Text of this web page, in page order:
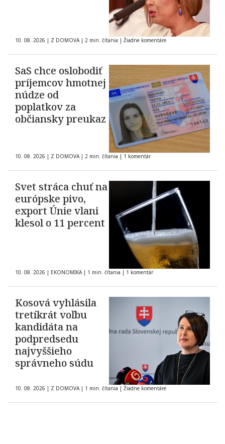
10. 08. 2026 | Z DOMOVA | 2 min. čítania | Žiadne komentáre
SaS chce oslobodiť
príjemcov hmotnej
núdze od
poplatkov za
občiansky preukaz
10. 08. 2026 | Z DOMOVA | 2 min. čítania | 1 komentár
Svet stráca chuť na
európske pivo,
export Únie vlani
klesol o 11 percent
10. 08. 2026 | EKONOMIKA | 1 min. čítania | 1 komentár
Kosová vyhlásila
tretíkrát voľbu
kandidáta na
podpredsedu
najvyššieho
správneho súdu
10. 08. 2026 | Z DOMOVA | 1 min. čítania | Žiadne komentáre